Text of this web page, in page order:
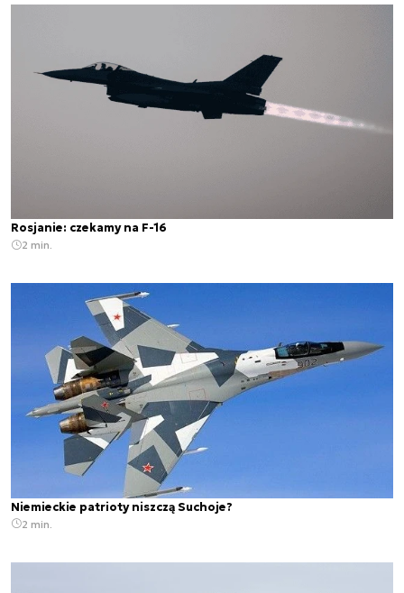
Rosjanie: czekamy na F-16
2 min.
Niemieckie patrioty niszczą Suchoje?
2 min.